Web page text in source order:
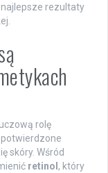
rezultaty
rolę
potwierdzone
skóry. Wśród
retinol , który